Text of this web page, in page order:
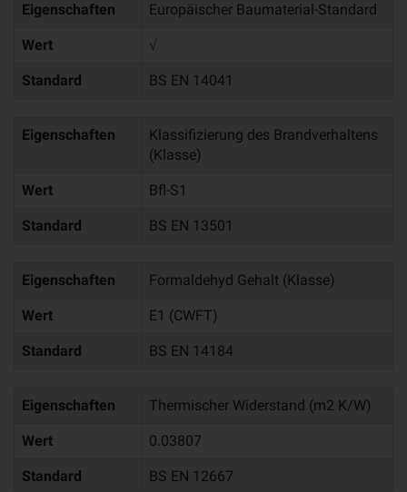
Eigenschaften Europäischer Baumaterial-Standard
Wert √
Standard BS EN 14041
Eigenschaften
Klassifizierung des Brandverhaltens
(Klasse)
Wert Bfl-S1
Standard BS EN 13501
Eigenschaften Formaldehyd Gehalt (Klasse)
Wert E1 (CWFT)
Standard BS EN 14184
Eigenschaften Thermischer Widerstand (m2 K/W)
Wert 0.03807
Standard BS EN 12667